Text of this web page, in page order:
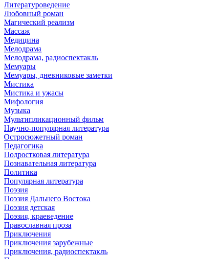
Литературоведение
Любовный роман
Магический реализм
Массаж
Медицина
Мелодрама
Мелодрама, радиоспектакль
Мемуары
Мемуары, дневниковые заметки
Мистика
Мистика и ужасы
Мифология
Музыка
Мультипликационный фильм
Научно-популярная литература
Остросюжетный роман
Педагогика
Подростковая литература
Познавательная литература
Политика
Популярная литература
Поэзия
Поэзия Дальнего Востока
Поэзия детская
Поэзия, краеведение
Православная проза
Приключения
Приключения зарубежные
Приключения, радиоспектакль